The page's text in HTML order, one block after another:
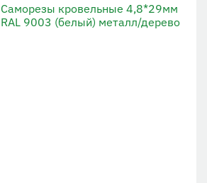
Саморезы кровельные 4,8*29мм
RAL 9003 (белый) металл/дерево